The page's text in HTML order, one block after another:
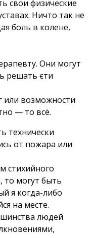
свои физические
Ничто так не
боль в колене,
Они могут
решать єти
или возможности
— то всё.
технически
от пожара или
стихийного
то могут быть
я когда-либо
на месте.
людей